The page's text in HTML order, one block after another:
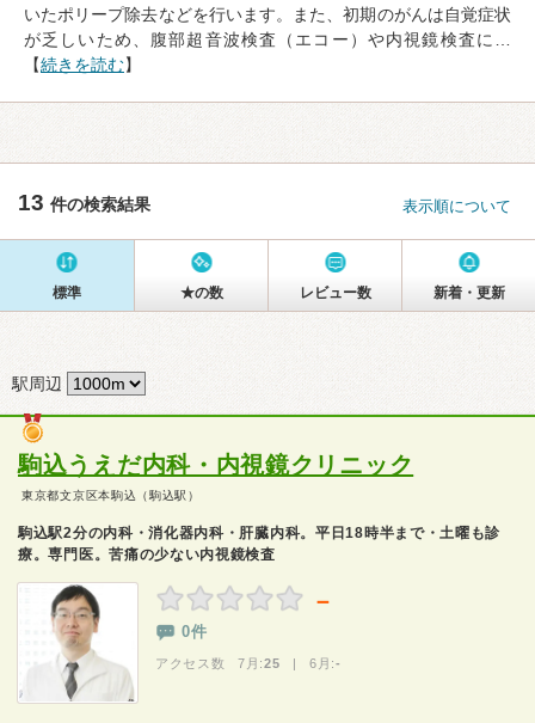
いたポリープ除去などを行います。また、初期のがんは自覚症状
が乏しいため、腹部超音波検査（エコー）や内視鏡検査に…
【続きを読む】
13 件の検索結果 表示順について
標準 ★の数 レビュー数 新着・更新
駅周辺
駒込うえだ内科・内視鏡クリニック
東京都文京区本駒込（駒込駅）
駒込駅2分の内科・消化器内科・肝臓内科。平日18時半まで・土曜も診
療。専門医。苦痛の少ない内視鏡検査
－
0件
アクセス数 7月:25 | 6月:-